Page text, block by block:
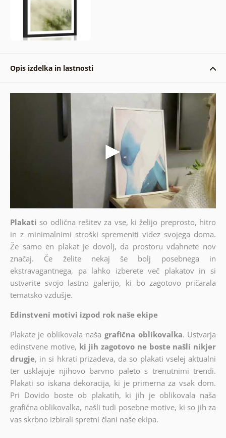
Opis izdelka in lastnosti
Plakati so odlična rešitev za vse, ki želijo preprosto, hitro
in z minimalnimi stroški spremeniti videz svojega doma.
Že samo en plakat je dovolj, da prostoru vdahnete nov
značaj. Če želite nekaj še bolj posebnega in
ekstravagantnega, pa lahko izberete več plakatov in si
ustvarite svojo lastno galerijo, ki bo zagotovo pričarala
tematsko vzdušje.
Edinstveni motivi izpod rok naše ekipe
Plakate je oblikovala naša grafična oblikovalka. Ustvarja
edinstvene motive, ki jih zagotovo ne boste našli nikjer
drugje, in si hkrati prizadeva, da so plakati vselej aktualni
ter usklajuje njihovo barvno paleto s trenutnimi trendi.
Plakati so iskana dekoracija, ki je primerna za vsak dom.
Pri Dovido boste ob plakatih, ki jih je oblikovala naša
grafična oblikovalka, našli tudi posebne motive, ki so jih za
vas skrbno izbirali spretni člani naše ekipa.